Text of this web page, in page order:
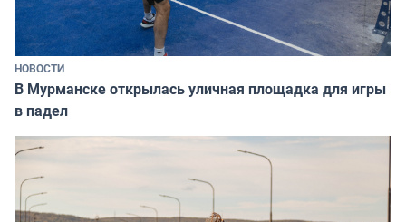
НОВОСТИ
В Мурманске открылась уличная площадка для игры
в падел